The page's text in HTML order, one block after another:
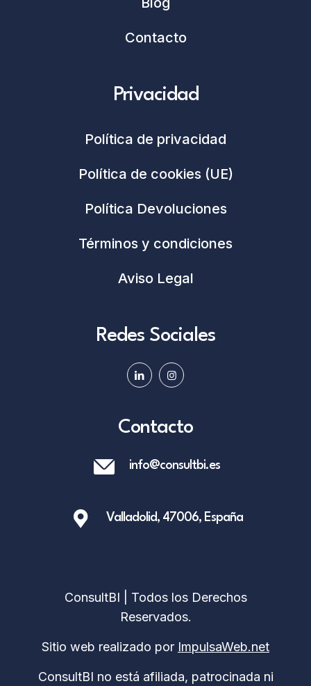
Contacto
Privacidad
Política de privacidad
Política de cookies (UE)
Política Devoluciones
Términos y condiciones
Aviso Legal
Redes Sociales
Contacto
info@consultbi.es
Valladolid, 47006, España
ConsultBI | Todos los Derechos
Reservados.
Sitio web realizado por ImpulsaWeb.net
ConsultBI no está afiliada, patrocinada ni